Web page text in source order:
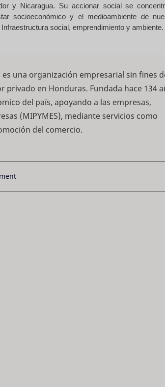
y Nicaragua. Su accionar social se
socioeconómico y el medioambiente de
social, emprendimiento y ambiente.
una organización empresarial sin fines
en Honduras. Fundada hace 134
del país, apoyando a las empresas,
(MIPYMES), mediante servicios como
del comercio.